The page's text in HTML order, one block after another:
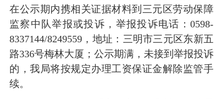
在公示期内携相关证据材料到三元区劳动保障
监察中队举报或投诉，举报投诉电话：0598-
8337144/8249559，地址：三明市三元区东新五
路336号梅林大厦；公示期满，未接到举报投诉
的，我局将按规定办理工资保证金解除监管手
续。